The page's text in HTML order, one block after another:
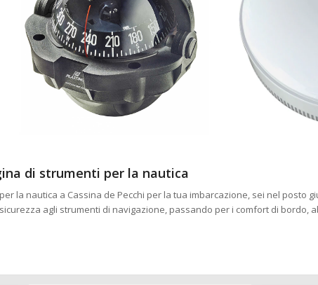
di strumenti per la nautica
la nautica a Cassina de Pecchi per la tua imbarcazione, sei nel
agli strumenti di navigazione, passando per i comfort di